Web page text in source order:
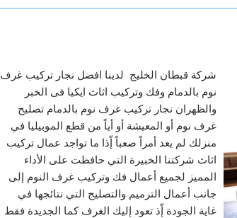
شركة قبطان الخليج لدينا افضل نجار تركيب غرف
نوم بالدمام وفك وتركيب اثاث ايكيا فى الخبر
والظهران نجار تركيب غرف نوم بالدمام تصليح
غرف نوم أو المعيشة أو أياً من قطع الموبيليا في
منزلك لم يعد أمراً صعباً إّذا ما تواجد عمال تركيب
اثاث شركتنا الخبيرة التي حافظت على الأداء
المميز لجميع أعمال فك وتركيب غرف النوم إلى
جانب أعمال الترميم والتصليح التي نتائجها في
غاية الجودة إّذ تعود إليك الغرف كما الجديدة فقط